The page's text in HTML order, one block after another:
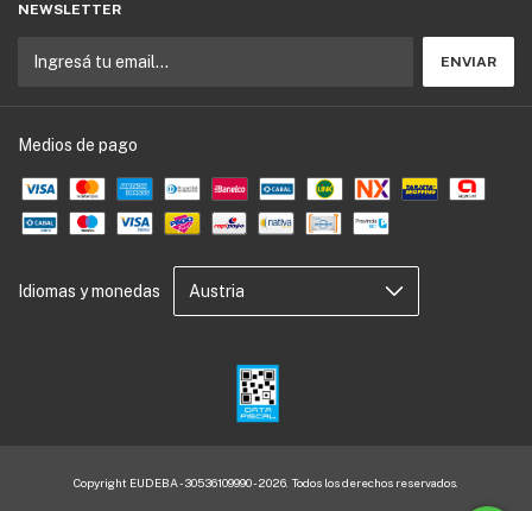
NEWSLETTER
Medios de pago
Idiomas y monedas
Copyright EUDEBA - 30536109990 - 2026. Todos los derechos reservados.